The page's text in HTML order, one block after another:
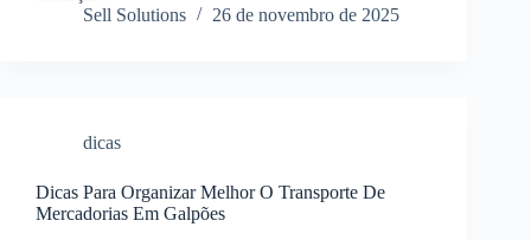
Sell Solutions
26 de novembro de 2025
dicas
Dicas Para Organizar Melhor O Transporte De
Mercadorias Em Galpões